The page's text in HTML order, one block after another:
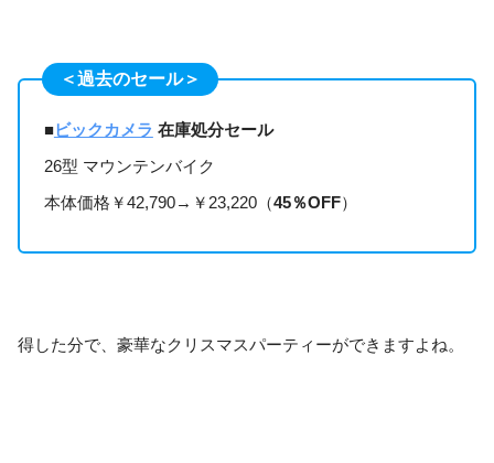
＜過去のセール＞
■ビックカメラ 在庫処分セール
26型 マウンテンバイク
本体価格￥42,790→￥23,220（45％OFF）
得した分で、豪華なクリスマスパーティーができますよね。